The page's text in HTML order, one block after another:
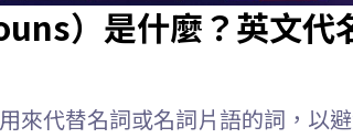
）是什麼？英文代
來代替名詞或名詞片語的詞，以